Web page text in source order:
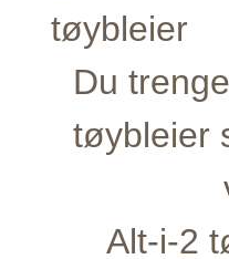
tøybleier
Du
tøybleier
Alt-i-2